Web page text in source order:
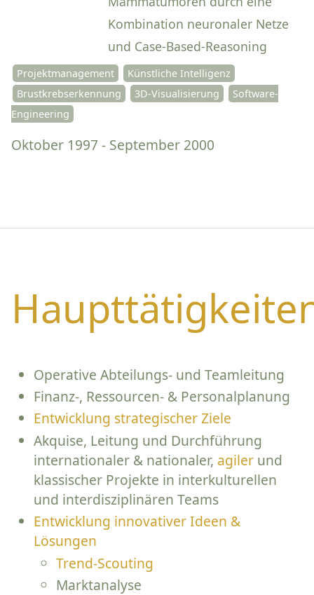
Kombination neuronaler Netze
und Case-Based-Reasoning
Projektmanagement
Künstliche Intelligenz
Brustkrebserkennung
3D-Visualisierung
Software-
Engineering
Oktober 1997 - September 2000
Operative Abteilungs- und Teamleitung
Finanz-, Ressourcen- & Personalplanung
Entwicklung strategischer Ziele
Akquise, Leitung und Durchführung
internationaler & nationaler, agiler und
klassischer Projekte in interkulturellen
und interdisziplinären Teams
Entwicklung innovativer Ideen &
Lösungen
Trend-Scouting
Marktanalyse